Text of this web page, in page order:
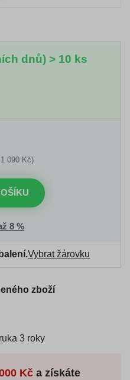
dnů) > 10 ks
090 Kč)
8 %
Vybrat žárovku
zboží
3 roky
Kča získáte